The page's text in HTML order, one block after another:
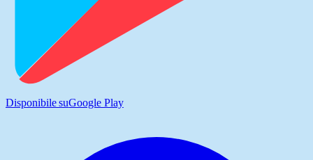
Disponibile suGoogle Play